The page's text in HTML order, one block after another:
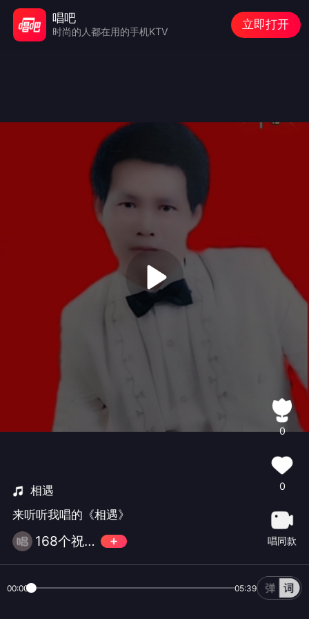
相遇
来听听我唱的《相遇》
168个祝福-戒币
0
0
唱同款
00:00 05:39
唱吧
时尚的人都在用的手机KTV
立即打开